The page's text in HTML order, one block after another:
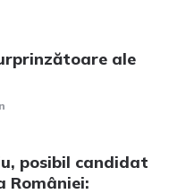
ale
posibil candidat
României: